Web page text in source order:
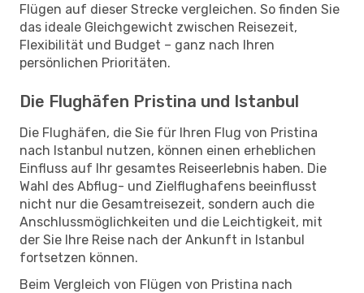
Flügen auf dieser Strecke vergleichen. So finden Sie
das ideale Gleichgewicht zwischen Reisezeit,
Flexibilität und Budget – ganz nach Ihren
persönlichen Prioritäten.
Die Flughäfen Pristina und Istanbul
Die Flughäfen, die Sie für Ihren Flug von Pristina
nach Istanbul nutzen, können einen erheblichen
Einfluss auf Ihr gesamtes Reiseerlebnis haben. Die
Wahl des Abflug- und Zielflughafens beeinflusst
nicht nur die Gesamtreisezeit, sondern auch die
Anschlussmöglichkeiten und die Leichtigkeit, mit
der Sie Ihre Reise nach der Ankunft in Istanbul
fortsetzen können.
Beim Vergleich von Flügen von Pristina nach